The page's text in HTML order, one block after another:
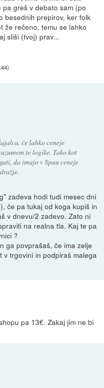
greš v debato sam (po
besednih prepirov, ker folk
že rečeno, temu se lahko
sliši (tvoj) prav...
)
če lahko ceneje
te logike. Tako kot
da imajo v Spau ceneje
zadeva hodi tudi mesec dni
če pa tukaj od koga kupiš in
v dnevu/2 zadevo. Zato ni
na realna tla. Kaj te pa
?
ga povprašaš, če ima zelje
v trgovini in podpiraš malega
pa 13€. Zakaj jim ne bi